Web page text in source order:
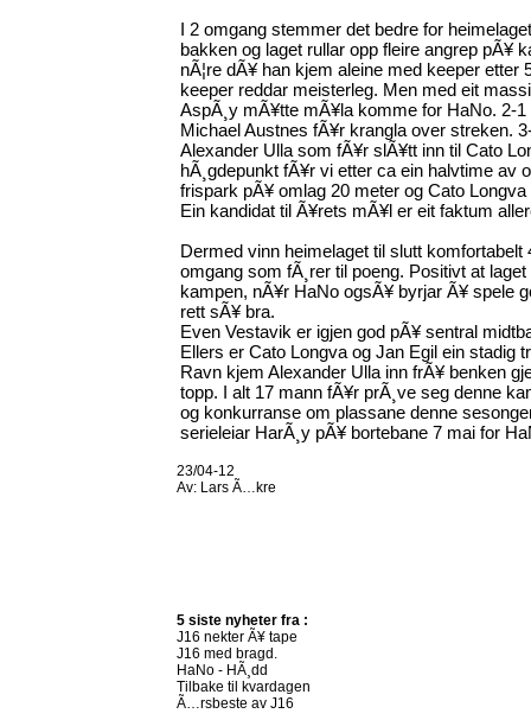
I 2 omgang stemmer det bedre for
bakken og laget rullar opp fleire angrep pÃ¥
nÃ¦re dÃ¥ han kjem aleine med keeper etter
keeper reddar meisterleg. Men med eit
AspÃ¸y mÃ¥tte mÃ¥la komme for HaNo. 2-
Michael Austnes fÃ¥r krangla over streken.
Alexander Ulla som fÃ¥r slÃ¥tt inn til Cato
hÃ¸gdepunkt fÃ¥r vi etter ca ein halvtime av
frispark pÃ¥ omlag 20 meter og Cato
Ein kandidat til Ã¥rets mÃ¥l er eit faktum
Dermed vinn heimelaget til slutt komfortabelt
omgang som fÃ¸rer til poeng. Positivt at
kampen, nÃ¥r HaNo ogsÃ¥ byrjar Ã¥ spele
rett sÃ¥ bra.
Even Vestavik er igjen god pÃ¥ sentral
Ellers er Cato Longva og Jan Egil ein stadig
Ravn kjem Alexander Ulla inn frÃ¥ benken
topp. I alt 17 mann fÃ¥r prÃ¸ve seg denne
og konkurranse om plassane denne
serieleiar HarÃ¸y pÃ¥ bortebane 7 mai for
23/04-12
Av: Lars Ã…kre
5 siste nyheter fra :
J16 nekter Ã¥ tape
J16 med bragd.
HaNo - HÃ¸dd
Tilbake til kvardagen
Ã…rsbeste av J16